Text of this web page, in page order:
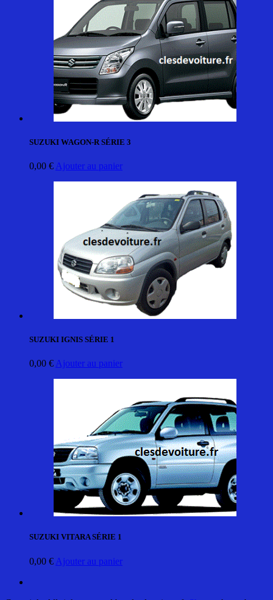
SUZUKI WAGON-R SÉRIE 3
0,00 € Ajouter au panier
SUZUKI IGNIS SÉRIE 1
0,00 € Ajouter au panier
SUZUKI VITARA SÉRIE 1
0,00 € Ajouter au panier